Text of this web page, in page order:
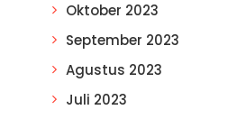
Oktober 2023
September 2023
Agustus 2023
Juli 2023